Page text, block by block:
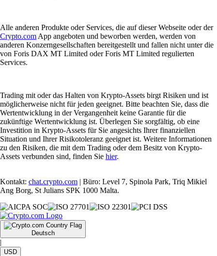
Alle anderen Produkte oder Services, die auf dieser Webseite oder der
Crypto.com App angeboten und beworben werden, werden von
anderen Konzerngesellschaften bereitgestellt und fallen nicht unter die
von Foris DAX MT Limited oder Foris MT Limited regulierten
Services.
Trading mit oder das Halten von Krypto-Assets birgt Risiken und ist
möglicherweise nicht für jeden geeignet. Bitte beachten Sie, dass die
Wertentwicklung in der Vergangenheit keine Garantie für die
zukünftige Wertentwicklung ist. Überlegen Sie sorgfältig, ob eine
Investition in Krypto-Assets für Sie angesichts Ihrer finanziellen
Situation und Ihrer Risikotoleranz geeignet ist. Weitere Informationen
zu den Risiken, die mit dem Trading oder dem Besitz von Krypto-
Assets verbunden sind, finden Sie hier.
Kontakt: chat.crypto.com | Büro: Level 7, Spinola Park, Triq Mikiel
Ang Borg, St Julians SPK 1000 Malta.
Deutsch
|
USD